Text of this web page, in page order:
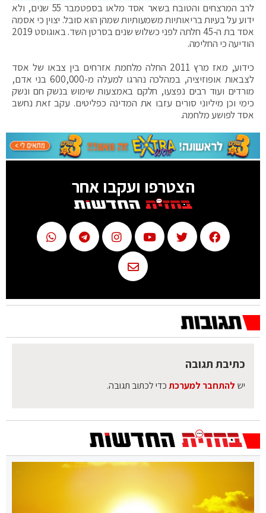
לרב המרצחים והטובח בשאר אסד מלאו בספטמבר 55 שנים, ולא
ידוע על בעיות בריאותיות משמעותיות שמהן הוא סובל. יצוין כי אסמה
אסד בת ה-45 חלתה לפני כשלוש שנים בסרטן השד. באוגוסט 2019
הודיעה כי החלימה.
כידוע, מאז מרץ 2011 החלה מלחמת אזרחים בין צבאו של אסד
לצבאות אופוזיציה, במהלכה נהרגו למעלה מ-600,000 בני אדם,
מורדים ועוד רבים נפצעו, חלקם באמצעות שימוש בנשק חם ונשק
כימי וכן מיליוני סורים עזבו את המדינה כפליטים. עקב זאת נחשב
אסד לפושע מלחמה.
הצטרפו ועקבו אחר
כתיבת תגובה
יש להתחבר למערכתכדי לכתוב תגובה.